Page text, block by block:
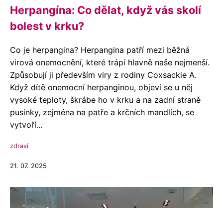
Herpangína: Co dělat, když vás skolí
bolest v krku?
Co je herpangina? Herpangina patří mezi běžná
virová onemocnění, které trápí hlavně naše nejmenší.
Způsobují ji především viry z rodiny Coxsackie A.
Když dítě onemocní herpanginou, objeví se u něj
vysoké teploty, škrábe ho v krku a na zadní straně
pusinky, zejména na patře a krčních mandlích, se
vytvoří...
zdraví
21. 07. 2025